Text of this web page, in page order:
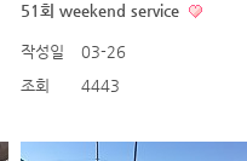
51회 weekend service
작성일
03-26
조회
4443